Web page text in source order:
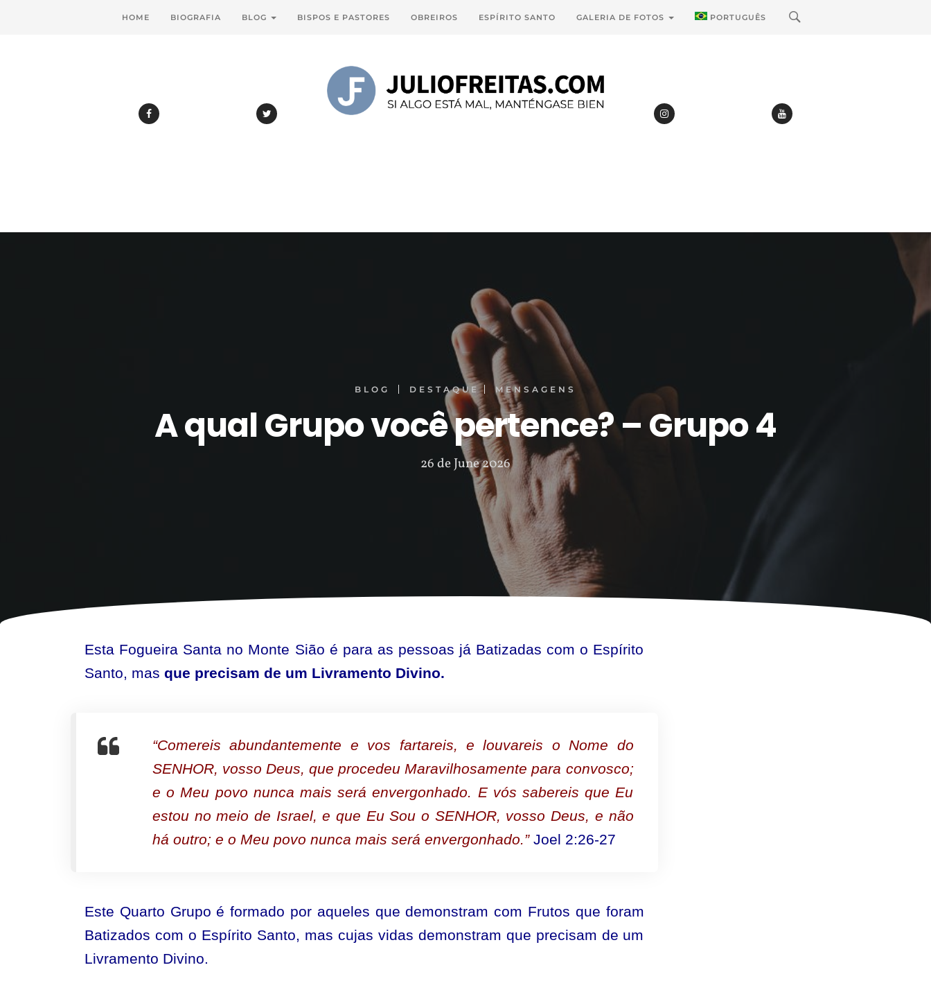
HOME BIOGRAFIA BLOG BISPOS E PASTORES OBREIROS ESPÍRITO SANTO GALERIA DE FOTOS PORTUGUÊS
BLOG DESTAQUE MENSAGENS
A qual Grupo você pertence? – Grupo 4
26 de June 2026
A
qual
pertence?
Esta Fogueira Santa no Monte Sião é para as pessoas já Batizadas com o Espírito
Santo, mas que precisam de um Livramento Divino.
“Comereis abundantemente e vos fartareis, e louvareis o Nome do
SENHOR, vosso Deus, que procedeu Maravilhosamente para convosco;
e o Meu povo nunca mais será envergonhado. E vós sabereis que Eu
estou no meio de Israel, e que Eu Sou o SENHOR, vosso Deus, e não
há outro; e o Meu povo nunca mais será envergonhado.” Joel 2:26-27
Este Quarto Grupo é formado por aqueles que demonstram com Frutos que foram
Batizados com o Espírito Santo, mas cujas vidas demonstram que precisam de um
Livramento Divino.